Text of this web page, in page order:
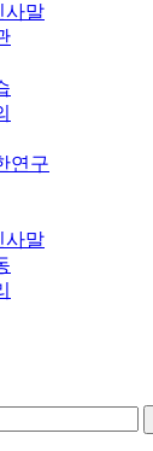
사말
연구
사말